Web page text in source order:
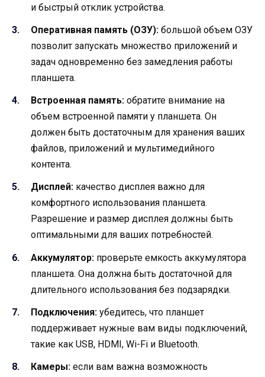
и быстрый отклик устройства.
Оперативная память (ОЗУ): большой объем ОЗУ
позволит запускать множество приложений и
задач одновременно без замедления работы
планшета.
Встроенная память: обратите внимание на
объем встроенной памяти у планшета. Он
должен быть достаточным для хранения ваших
файлов, приложений и мультимедийного
контента.
Дисплей: качество дисплея важно для
комфортного использования планшета.
Разрешение и размер дисплея должны быть
оптимальными для ваших потребностей.
Аккумулятор: проверьте емкость аккумулятора
планшета. Она должна быть достаточной для
длительного использования без подзарядки.
Подключения: убедитесь, что планшет
поддерживает нужные вам виды подключений,
такие как USB, HDMI, Wi-Fi и Bluetooth.
Камеры: если вам важна возможность